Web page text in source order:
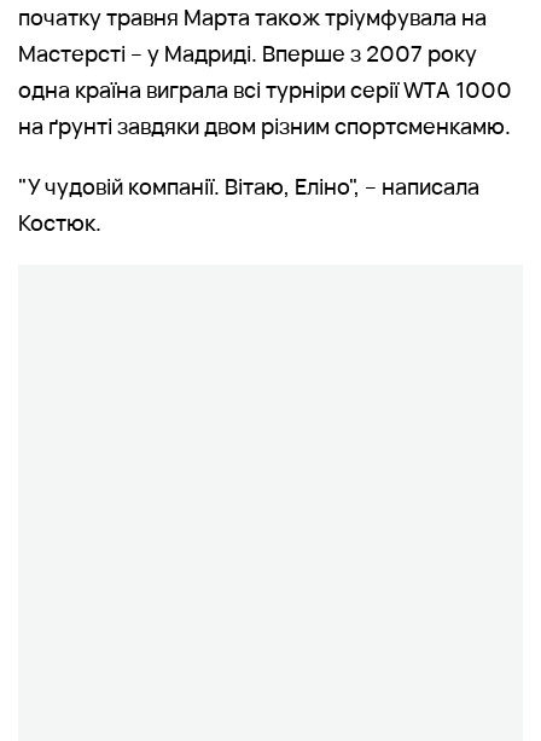
початку травня Марта також тріумфувала на
Мастерсті – у Мадриді. Вперше з 2007 року
одна країна виграла всі турніри серії WTA 1000
на ґрунті завдяки двом різним спортсменкамю.
"У чудовій компанії. Вітаю, Еліно", – написала
Костюк.